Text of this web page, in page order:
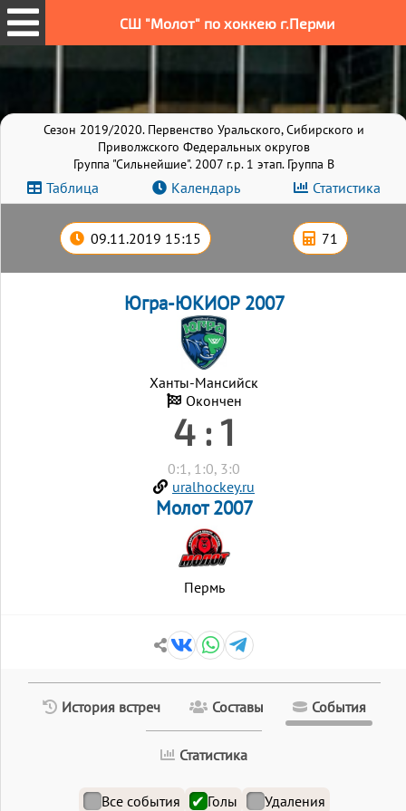
СШ "Молот" по хоккею г.Перми
Сезон 2019/2020. Первенство Уральского, Сибирского и
Приволжского Федеральных округов
Группа "Сильнейшие". 2007 г.р. 1 этап. Группа B
Таблица Календарь Статистика
09.11.2019 15:15 71
Югра-ЮКИОР 2007
Ханты-Мансийск
Окончен
4 : 1
0:1, 1:0, 3:0
uralhockey.ru
Молот 2007
Пермь
История встреч Составы События
Статистика
Все события Голы Удаления